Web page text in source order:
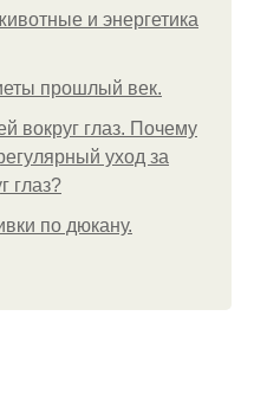
и энергетика
прошлый век.
вокруг глаз. Почему
уход за
глаз?
по дюкану.